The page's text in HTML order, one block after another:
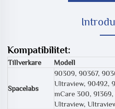
Kompatibilitet:
Tillverkare Modell
Spacelabs
90309, 90367,
Ultraview, 90492,
mCare 300,
Ultraview,